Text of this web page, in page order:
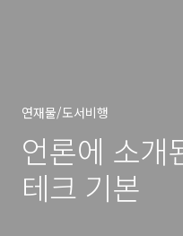
연재물/도서비행
언론에 소개
테크 기본